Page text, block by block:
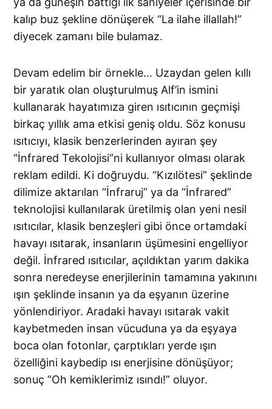
kalıp buz şekline dönüşerek “La ilahe illallah!”
diyecek zamanı bile bulamaz.
Devam edelim bir örnekle… Uzaydan gelen kıllı
bir yaratık olan oluşturulmuş Alf’in ismini
kullanarak hayatımıza giren ısıtıcının geçmişi
birkaç yıllık ama etkisi geniş oldu. Söz konusu
ısıtıcıyı, klasik benzerlerinden ayıran şey
“İnfrared Tekolojisi”ni kullanıyor olması olarak
reklam edildi. Ki doğruydu. “Kızılötesi” şeklinde
dilimize aktarılan “İnfraruj” ya da “İnfrared”
teknolojisi kullanılarak üretilmiş olan yeni nesil
ısıtıcılar, klasik benzeşleri gibi önce ortamdaki
havayı ısıtarak, insanların üşümesini engelliyor
değil. İnfrared ısıtıcılar, açıldıktan yarım dakika
sonra neredeyse enerjilerinin tamamına yakınını
ışın şeklinde insanın ya da eşyanın üzerine
yönlendiriyor. Aradaki havayı ısıtarak vakit
kaybetmeden insan vücuduna ya da eşyaya
boca olan fotonlar, çarptıkları yerde ışın
özelliğini kaybedip ısı enerjisine dönüşüyor;
sonuç “Oh kemiklerimiz ısındı!” oluyor.